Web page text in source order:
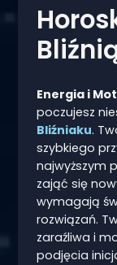
Energia i
poczujesz
Bliźniaku.
szybkiego
najwyższym
zająć się
wymagają
rozwiązań.
zaraźliwa i
podjęcia